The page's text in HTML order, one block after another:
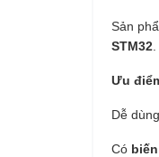
Sản
STM32
Ưu
Dễ
Có